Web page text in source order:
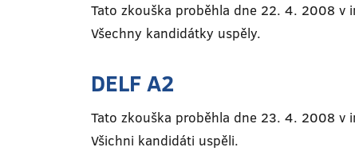
Tato zkouška proběhla dne 22. 4. 2008 v
Všechny kandidátky uspěly.
DELF A2
Tato zkouška proběhla dne 23. 4. 2008 v
Všichni kandidáti uspěli.